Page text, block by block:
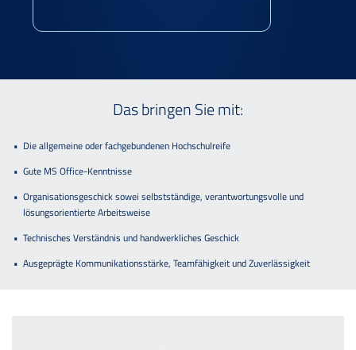
Das bringen Sie mit:
Die allgemeine oder fachgebundenen Hochschulreife
Gute MS Office-Kenntnisse
Organisationsgeschick sowei selbstständige, verantwortungsvolle und
lösungsorientierte Arbeitsweise
Technisches Verständnis und handwerkliches Geschick
Ausgeprägte Kommunikationsstärke, Teamfähigkeit und Zuverlässigkeit